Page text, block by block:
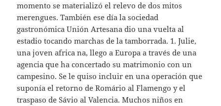
momento se materializó el relevo de dos mitos
merengues. También ese día la sociedad
gastronómica Unión Artesana dio una vuelta al
estadio tocando marchas de la tamborrada. 1. Julie,
una joven africa na, llego a Europa a través de una
agencia que ha concertado su matrimonio con un
campesino. Se le quiso incluir en una operación que
suponía el retorno de Romário al Flamengo y el
traspaso de Sávio al Valencia. Muchos niños en